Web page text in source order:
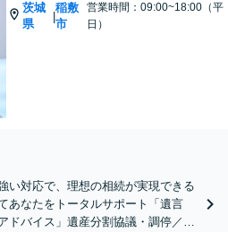
茨城
県
|
稲敷
市
営業時間：09:00~18:00（平
日）
い対応で、理想の相続が実現できる
あなたをトータルサポート「遺言
ドバイス」遺産分割協議・調停／不